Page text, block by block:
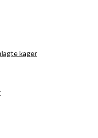
kager